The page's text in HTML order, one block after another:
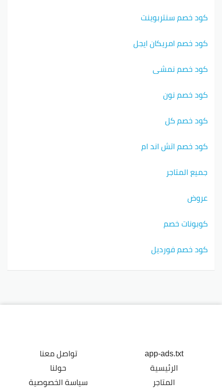
كود خصم سنتربوينت
كود خصم امريكان ايجل
كود خصم نمشي
كود خصم نون
كود خصم كل
كود خصم اتش اند ام
جميع المتاجر
عروض
كوبونات خصم
كود خصم فورديل
app-ads.txt
الرئيسية
المتاجر
تواصل معنا
حولنا
سياسة الخصوصية